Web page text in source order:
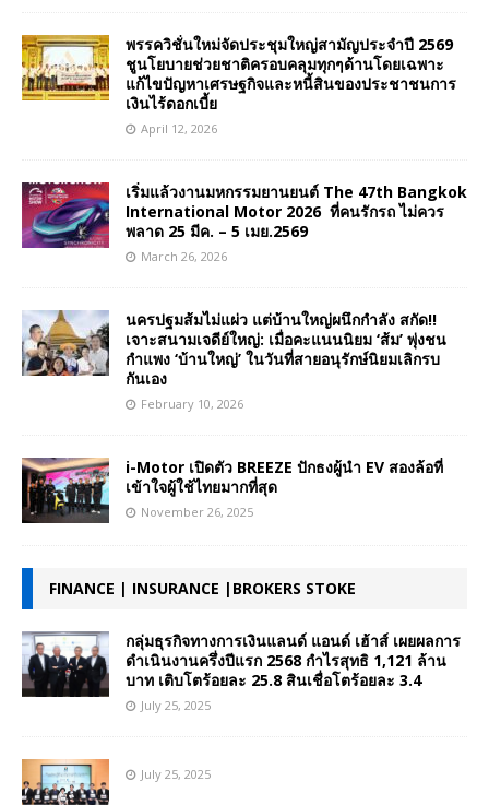
พรรควิชั่นใหม่จัดประชุมใหญ่สามัญประจำปี 2569
ชูนโยบายช่วยชาติครอบคลุมทุกๆด้านโดยเฉพาะ
แก้ไขปัญหาเศรษฐกิจและหนี้สินของประชาชนการ
เงินไร้ดอกเบี้ย
April 12, 2026
เริ่มแล้วงานมหกรรมยานยนต์ The 47th Bangkok
International Motor 2026 ที่คนรักรถ ไม่ควร
พลาด 25 มีค. – 5 เมย.2569
March 26, 2026
นครปฐมส้มไม่แผ่ว แต่บ้านใหญ่ผนึกกำลัง สกัด!!
เจาะสนามเจดีย์ใหญ่: เมื่อคะแนนนิยม ‘ส้ม’ พุ่งชน
กำแพง ‘บ้านใหญ่’ ในวันที่สายอนุรักษ์นิยมเลิกรบ
กันเอง
February 10, 2026
i-Motor เปิดตัว BREEZE ปักธงผู้นำ EV สองล้อที่
เข้าใจผู้ใช้ไทยมากที่สุด
November 26, 2025
FINANCE | INSURANCE |BROKERS STOKE
กลุ่มธุรกิจทางการเงินแลนด์ แอนด์ เฮ้าส์ เผยผลการ
ดำเนินงานครึ่งปีแรก 2568 กำไรสุทธิ 1,121 ล้าน
บาท เติบโตร้อยละ 25.8 สินเชื่อโตร้อยละ 3.4
July 25, 2025
July 25, 2025